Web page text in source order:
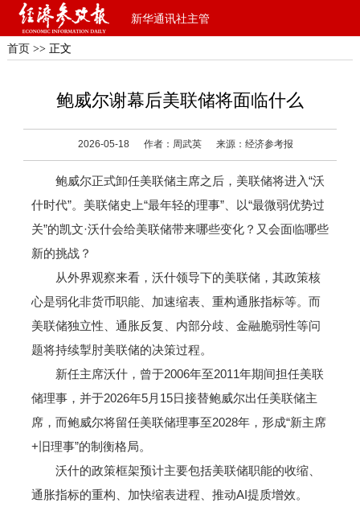
新华通讯社主管
首页 >> 正文
鲍威尔谢幕后美联储将面临什么
2026-05-18 作者：周武英 来源：经济参考报
鲍威尔正式卸任美联储主席之后，美联储将进入“沃
什时代”。美联储史上“最年轻的理事”、以“最微弱优势过
关”的凯文·沃什会给美联储带来哪些变化？又会面临哪些
新的挑战？
从外界观察来看，沃什领导下的美联储，其政策核
心是弱化非货币职能、加速缩表、重构通胀指标等。而
美联储独立性、通胀反复、内部分歧、金融脆弱性等问
题将持续掣肘美联储的决策过程。
新任主席沃什，曾于2006年至2011年期间担任美联
储理事，并于2026年5月15日接替鲍威尔出任美联储主
席，而鲍威尔将留任美联储理事至2028年，形成“新主席
+旧理事”的制衡格局。
沃什的政策框架预计主要包括美联储职能的收缩、
通胀指标的重构、加快缩表进程、推动AI提质增效。